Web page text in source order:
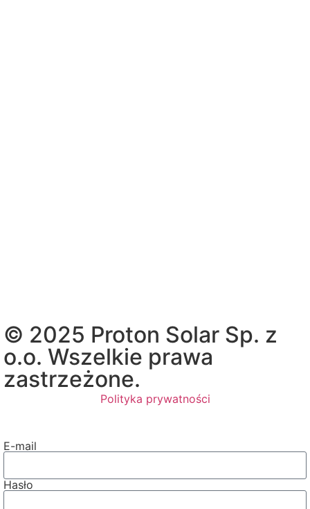
© 2025 Proton Solar Sp. z
o.o. Wszelkie prawa
zastrzeżone.
Polityka prywatności
E-mail
Hasło